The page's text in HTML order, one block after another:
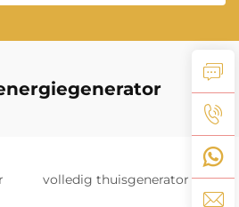
volledig thuisgenerator